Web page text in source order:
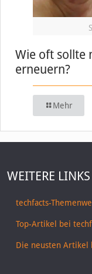
Wie oft sollte
erneuern?
Mehr
WEITERE LINKS
techfacts-
Top-Artikel bei
Die neusten Artikel